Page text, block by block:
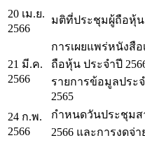
20 เม.ย.
2566
มติที่ประชุมผู้ถือหุ้น
21 มี.ค.
2566
การเผยแพร่หนังสื
ถือหุ้น ประจำปี
รายการข้อมูลประ
2565
24 ก.พ.
2566
กำหนดวันประชุม
2566 และการงดจ่